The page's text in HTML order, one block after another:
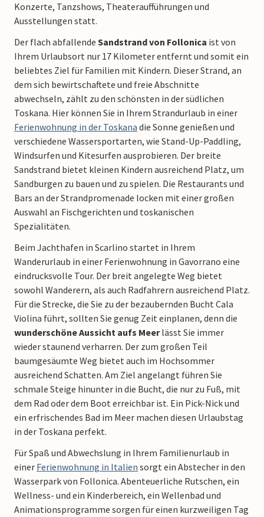
Konzerte, Tanzshows, Theateraufführungen und
Ausstellungen statt.
Der flach abfallende Sandstrand von Follonica ist von
Ihrem Urlaubsort nur 17 Kilometer entfernt und somit ein
beliebtes Ziel für Familien mit Kindern. Dieser Strand, an
dem sich bewirtschaftete und freie Abschnitte
abwechseln, zählt zu den schönsten in der südlichen
Toskana. Hier können Sie in Ihrem Strandurlaub in einer
Ferienwohnung in der Toskana die Sonne genießen und
verschiedene Wassersportarten, wie Stand-Up-Paddling,
Windsurfen und Kitesurfen ausprobieren. Der breite
Sandstrand bietet kleinen Kindern ausreichend Platz, um
Sandburgen zu bauen und zu spielen. Die Restaurants und
Bars an der Strandpromenade locken mit einer großen
Auswahl an Fischgerichten und toskanischen
Spezialitäten.
Beim Jachthafen in Scarlino startet in Ihrem
Wanderurlaub in einer Ferienwohnung in Gavorrano eine
eindrucksvolle Tour. Der breit angelegte Weg bietet
sowohl Wanderern, als auch Radfahrern ausreichend Platz.
Für die Strecke, die Sie zu der bezaubernden Bucht Cala
Violina führt, sollten Sie genug Zeit einplanen, denn die
wunderschöne Aussicht aufs Meerlässt Sie immer
wieder staunend verharren. Der zum großen Teil
baumgesäumte Weg bietet auch im Hochsommer
ausreichend Schatten. Am Ziel angelangt führen Sie
schmale Steige hinunter in die Bucht, die nur zu Fuß, mit
dem Rad oder dem Boot erreichbar ist. Ein Pick-Nick und
ein erfrischendes Bad im Meer machen diesen Urlaubstag
in der Toskana perfekt.
Für Spaß und Abwechslung in Ihrem Familienurlaub in
einer Ferienwohnung in Italien sorgt ein Abstecher in den
Wasserpark von Follonica. Abenteuerliche Rutschen, ein
Wellness- und ein Kinderbereich, ein Wellenbad und
Animationsprogramme sorgen für einen kurzweiligen Tag